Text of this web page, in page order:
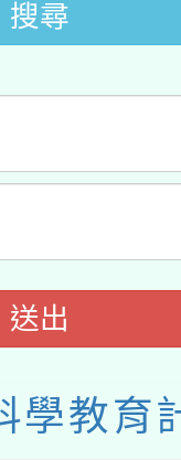
搜尋
送出
學教育